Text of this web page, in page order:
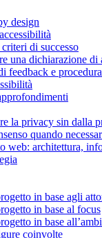
design
di successo
una dichiarazione di
feedback e
la privacy sin dalla
quando
web: architettura,
in base agli
in base al focus
in base
coinvolte